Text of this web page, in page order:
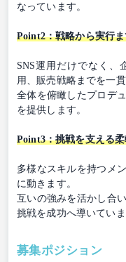
なっています。
Point2：戦略から実行
SNS運用だけでなく、
用、販売戦略までを一貫
全体を俯瞰したプロデ
を提供します。
Point3：挑戦を支える
多様なスキルを持つメ
に動きます。
互いの強みを活かし合
挑戦を成功へ導いていま
募集ポジション